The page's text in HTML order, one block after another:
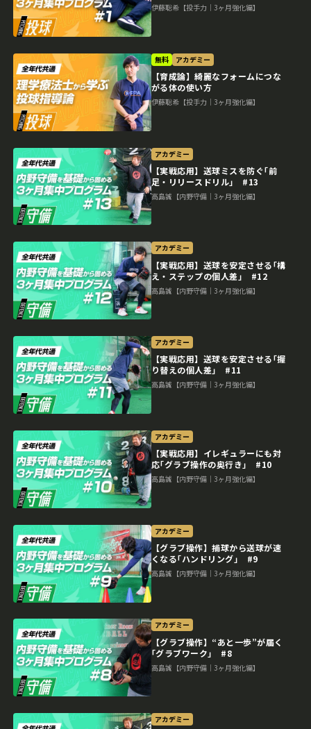
伊藤聡希【投手力｜3ヶ月強化編】
無料 アカデミー
【育成論】綺麗なフォームにつな
がる体の使い方
伊藤聡希【投手力｜3ヶ月強化編】
アカデミー
【実戦応用】送球ミスを防ぐ｢前
足・リリースドリル｣ #13
高島誠【内野守備｜3ヶ月強化編】
アカデミー
【実戦応用】送球を安定させる｢構
え・ステップの個人差｣ #12
高島誠【内野守備｜3ヶ月強化編】
アカデミー
【実戦応用】送球を安定させる｢握
り替えの個人差｣ #11
高島誠【内野守備｜3ヶ月強化編】
アカデミー
【実戦応用】イレギュラーにも対
応｢グラブ操作の奥行き｣ #10
高島誠【内野守備｜3ヶ月強化編】
アカデミー
【グラブ操作】捕球から送球が速
くなる｢ハンドリング｣ #9
高島誠【内野守備｜3ヶ月強化編】
アカデミー
【グラブ操作】“あと一歩”が届く
｢グラブワーク｣ #8
高島誠【内野守備｜3ヶ月強化編】
アカデミー